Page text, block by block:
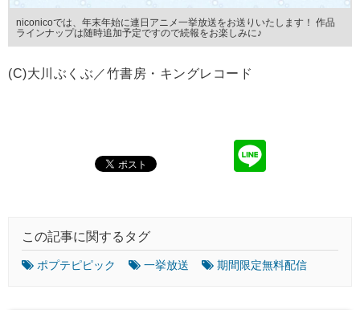
niconicoでは、年末年始に連日アニメ一挙放送をお送りいたします！ 作品
ラインナップは随時追加予定ですので続報をお楽しみに♪
(C)大川ぶくぶ／竹書房・キングレコード
この記事に関するタグ
ポプテピピック 一挙放送 期間限定無料配信